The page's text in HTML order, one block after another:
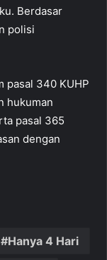
Berdasar
polisi
pasal 340 KUHP
hukuman
pasal 365
dengan
Hanya 4 Hari